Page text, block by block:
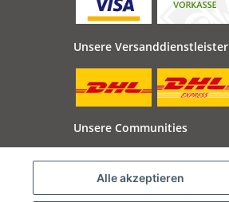
Unsere Versanddienstleister
Unsere Communities
Alle akzeptieren